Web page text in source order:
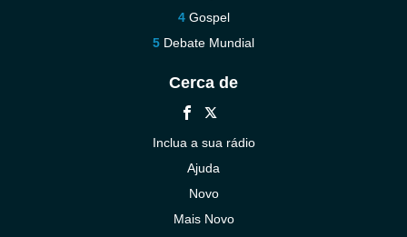
Gospel
Debate Mundial
Cerca de
Inclua a sua rádio
Ajuda
Novo
Mais Novo